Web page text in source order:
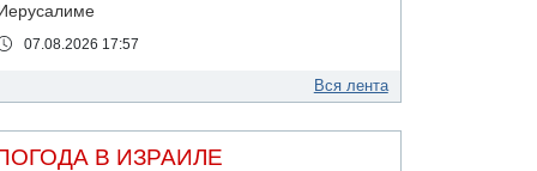
Иерусалиме
07.08.2026 17:57
подозреваемого в коррупционных
Вся лента
В ИЗРАИЛЕ